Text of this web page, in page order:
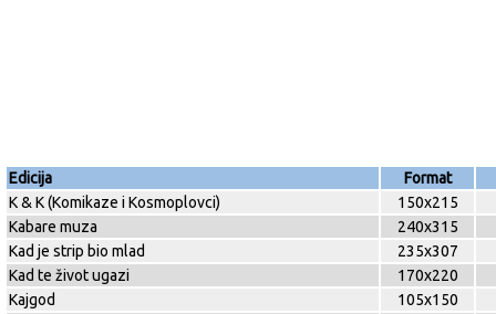
Edicija
Format
K & K (Komikaze i Kosmoplovci)
150x215
Kabare muza
240x315
Kad je strip bio mlad
235x307
Kad te život ugazi
170x220
Kajgod
105x150